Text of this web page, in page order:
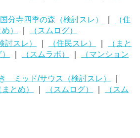
分寺四季の森（検討スレ）
｜
（住
） ｜
（スムログ）
討スレ）
（住民スレ）
（まと
（スムラボ）
（マンション
ミッド/サウス（検討スレ）
｜
まとめ） ｜ （スムログ） ｜
（スム